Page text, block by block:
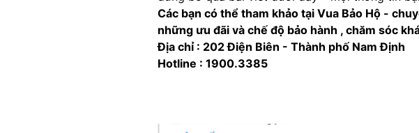
Các bạn có thể tham khảo tại Vua Bảo Hộ -
những ưu đãi và chế độ bảo hành , chăm sóc
Địa chỉ : 202 Điện Biên - Thành phố Nam Định
Hotline : 1900.3385